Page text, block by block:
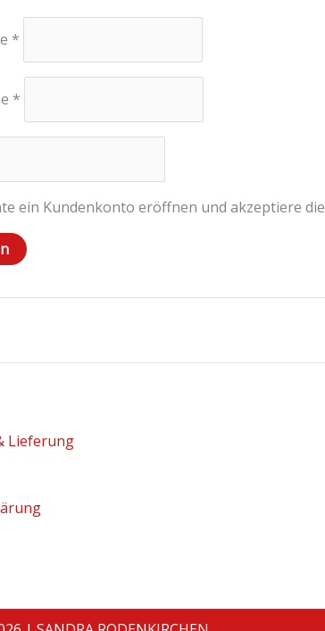
*
*
ein Kundenkonto eröffnen und akzeptiere die
Lieferung